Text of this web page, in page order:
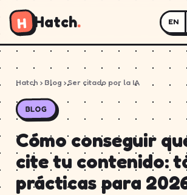
H Hatch. EN
Hatch › Blog › Ser citado por la IA
BLOG
Cómo conseguir
cite tu contenido:
prácticas para